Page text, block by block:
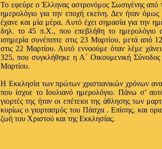
Το εφεύρε ο Έλληνας αστρονόμος Σωσιγένης από
ημερολόγιο για την εποχή εκείνη. Δεν ήταν όμως
έχανε και μία μέρα. Αυτό έχει σημασία για την
δηλ. το 45 π.Χ., που επεβλήθη το ημερολόγιο
ισημερία συνέπιπτε στις 23 Μαρτίου, μετά από
στις 22 Μαρτίου. Αυτό εννοούμε όταν λέμε
325, που συγκλήθηκε η Α΄ Οικουμενική Σύνοδος
Μαρτίου.
Η Εκκλησία των πρώτων χριστιανικών χρόνων
που ίσχυε το Ιουλιανό ημερολόγιο. Πάνω σ’
γιορτές της ήταν οι επέτειοι της άθλησης των
κυρίως ο γιορτασμός του Πάσχα . Επίσης, και
ζωή του Χριστού και της Εκκλησίας.